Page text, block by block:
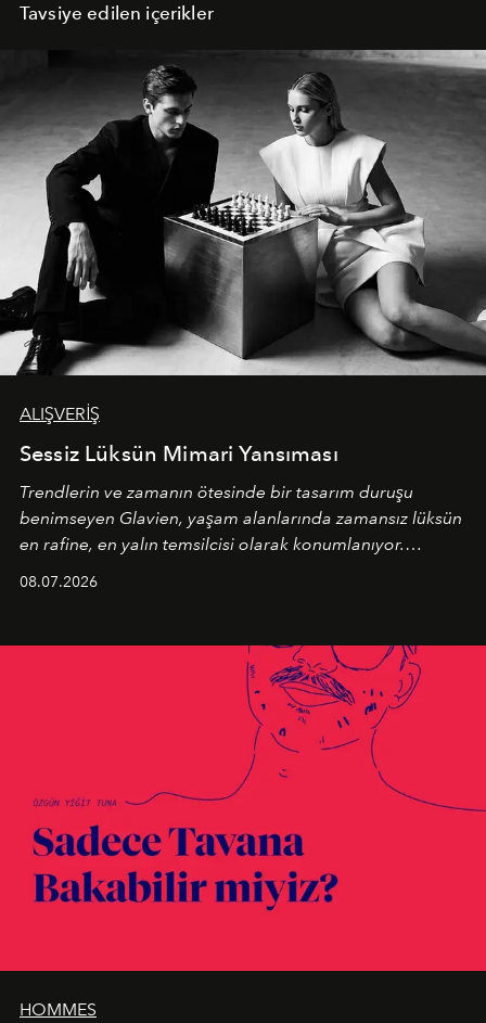
Tavsiye edilen içerikler
ALIŞVERİŞ
Sessiz Lüksün Mimari Yansıması
Trendlerin ve zamanın ötesinde bir tasarım duruşu
benimseyen Glavien, yaşam alanlarında zamansız lüksün
en rafine, en yalın temsilcisi olarak konumlanıyor.
08.07.2026
HOMMES